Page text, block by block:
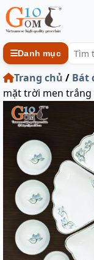
Danh mục
Trang chủ / Bát
mặt trời men trắng